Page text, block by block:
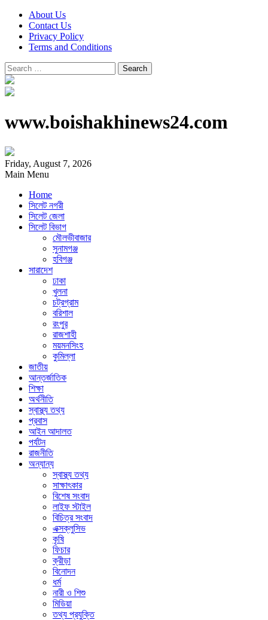
About Us
Contact Us
Privacy Policy
Terms and Conditions
Search
for:
www.boishakhinews24.com
Friday, August 7, 2026
Main Menu
Home
সিলেট নগরী
সিলেট জেলা
সিলেট বিভাগ
মৌলভীবাজার
সুনামগঞ্জ
হবিগঞ্জ
সারাদেশ
ঢাকা
খুলনা
চট্রগ্রাম
বরিশাল
রংপুর
রাজশাহী
ময়মনসিংহ
কুমিল্লা
জাতীয়
আন্তর্জাতিক
শিক্ষা
অর্থনীতি
স্বাস্থ্য তথ্য
প্রবাস
আইন আদালত
পর্যটন
রাজনীতি
অন্যান্য
স্বাস্থ্য তথ্য
সাক্ষাৎকার
বিশেষ সংবাদ
লাইফ স্টাইল
বিচিত্র সংবাদ
এক্সক্লুসিভ
কৃষি
ফিচার
ক্রীড়া
বিনোদন
ধর্ম
নারী ও শিশু
মিডিয়া
তথ্য প্রযুক্তি